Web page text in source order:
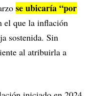
se ubicaría “por
el que la inflación
sostenida. Sin
al atribuirla a